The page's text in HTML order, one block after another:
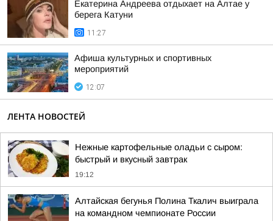
Екатерина Андреева отдыхает на Алтае у
берега Катуни
11:27
Афиша культурных и спортивных
мероприятий
12:07
ЛЕНТА НОВОСТЕЙ
Нежные картофельные оладьи с сыром:
быстрый и вкусный завтрак
19:12
Алтайская бегунья Полина Ткалич выиграла
на командном чемпионате России